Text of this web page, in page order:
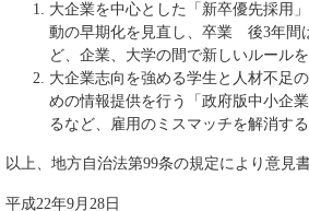
大企業を中心とした「新卒優先採用
動の早期化を見直し、卒業 後3年間
ど、企業、大学の間で新しいルールを
大企業志向を強める学生と人材不足
めの情報提供を行う「政府版中小企
るなど、雇用のミスマッチを解消する
以上、地方自治法第99条の規定により意見
平成22年9月28日